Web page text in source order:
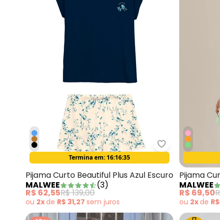
Malwee -
Oferta relâmpago
Termina em: 16:16:33
Pijama Curto Beautiful Plus Azul Escuro
MALWEE
(3)
R$ 62,55R$ 139,00
ou 2xde R$ 31,27 sem juros
Pijama
MALWEE
R$ 69,50
ou 2xde